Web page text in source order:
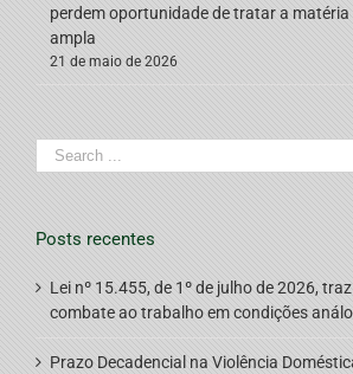
perdem oportunidade de tratar a
ampla
21 de maio de 2026
Search
for:
Posts recentes
Lei nº 15.455, de 1º de julho de 2026,
combate ao trabalho em condições
Prazo Decadencial na Violência